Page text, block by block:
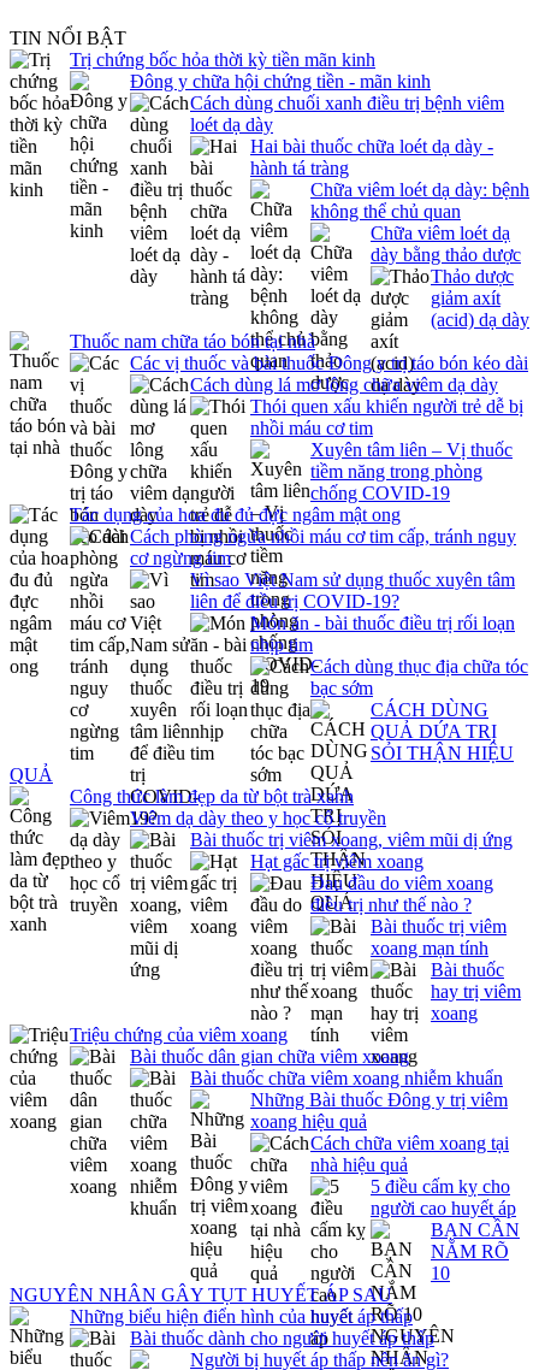
TIN NỔI BẬT
Trị chứng bốc hỏa thời kỳ tiền mãn kinh
Đông y chữa hội chứng tiền - mãn kinh
Cách dùng chuối xanh điều trị bệnh viêm
loét dạ dày
Hai bài thuốc chữa loét dạ dày -
hành tá tràng
Chữa viêm loét dạ dày: bệnh
không thể chủ quan
Chữa viêm loét dạ
dày bằng thảo dược
Thảo dược
giảm axít
(acid) dạ dày
Thuốc nam chữa táo bón tại nhà
Các vị thuốc và bài thuốc Đông y trị táo bón kéo dài
Cách dùng lá mơ lông chữa viêm dạ dày
Thói quen xấu khiến người trẻ dễ bị
nhồi máu cơ tim
Xuyên tâm liên – Vị thuốc
tiềm năng trong phòng
chống COVID-19
Tác dụng của hoa đu đủ đực ngâm mật ong
Cách phòng ngừa nhồi máu cơ tim cấp, tránh nguy
cơ ngừng tim
Vì sao Việt Nam sử dụng thuốc xuyên tâm
liên để điều trị COVID-19?
Món ăn - bài thuốc điều trị rối loạn
nhịp tim
Cách dùng thục địa chữa tóc
bạc sớm
CÁCH DÙNG
QUẢ DỨA TRỊ
SỎI THẬN HIỆU
QUẢ
Công thức làm đẹp da từ bột trà xanh
Viêm dạ dày theo y học cổ truyền
Bài thuốc trị viêm xoang, viêm mũi dị ứng
Hạt gấc trị viêm xoang
Đau đầu do viêm xoang
điều trị như thế nào ?
Bài thuốc trị viêm
xoang mạn tính
Bài thuốc
hay trị viêm
xoang
Triệu chứng của viêm xoang
Bài thuốc dân gian chữa viêm xoang
Bài thuốc chữa viêm xoang nhiễm khuẩn
Những Bài thuốc Đông y trị viêm
xoang hiệu quả
Cách chữa viêm xoang tại
nhà hiệu quả
5 điều cấm kỵ cho
người cao huyết áp
BẠN CẦN
NẮM RÕ
10
NGUYÊN NHÂN GÂY TỤT HUYẾT ÁP SAU
Những biểu hiện điển hình của huyết áp thấp
Bài thuốc dành cho người huyết áp thấp
Người bị huyết áp thấp nên ăn gì?